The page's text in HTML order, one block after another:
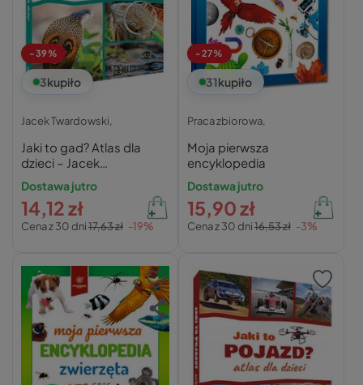
-39%
3kupiło
Jacek Twardowski,
Jaki to gad? Atlas dla
dzieci – Jacek
Twardowski
Dostawa jutro
Cena z 30 dni17,63 zł -19%
14,12 zł
-27%
31kupiło
Praca zbiorowa,
Moja pierwsza
encyklopedia
Dostawa jutro
Cena z 30 dni16,53 zł -3%
15,90 zł